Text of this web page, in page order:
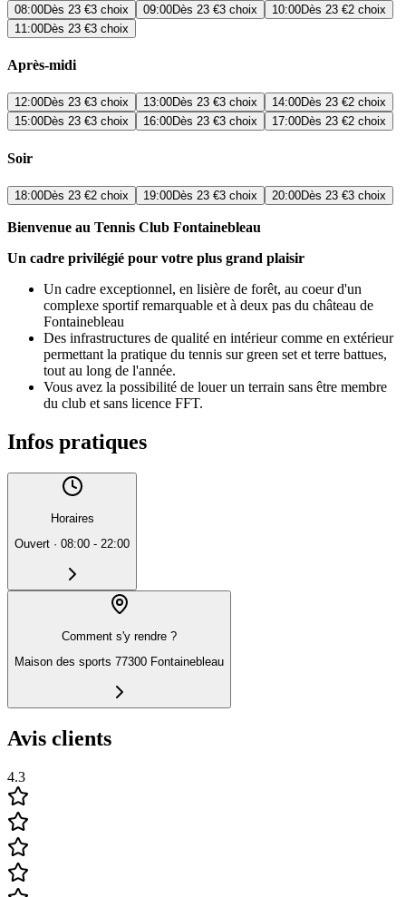
08:00Dès 23 €3 choix 09:00Dès 23 €3 choix 10:00Dès 23 €2 choix
11:00Dès 23 €3 choix
Après-midi
12:00Dès 23 €3 choix 13:00Dès 23 €3 choix 14:00Dès 23 €2 choix
15:00Dès 23 €3 choix 16:00Dès 23 €3 choix 17:00Dès 23 €2 choix
Soir
18:00Dès 23 €2 choix 19:00Dès 23 €3 choix 20:00Dès 23 €3 choix
Bienvenue au Tennis Club Fontainebleau
Un cadre privilégié pour votre plus grand plaisir
Un cadre exceptionnel, en lisière de forêt, au coeur d'un
complexe sportif remarquable et à deux pas du château de
Fontainebleau
Des infrastructures de qualité en intérieur comme en extérieur
permettant la pratique du tennis sur green set et terre battues,
tout au long de l'année.
Vous avez la possibilité de louer un terrain sans être membre
du club et sans licence FFT.
Infos pratiques
Horaires
Ouvert · 08:00 - 22:00
Comment s'y rendre ?
Maison des sports 77300 Fontainebleau
Avis clients
4.3